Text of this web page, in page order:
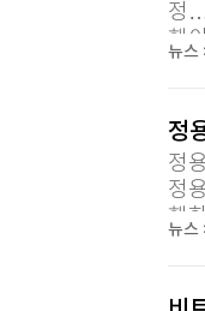
정
행
하
뉴스
정
정
정
행
회
뉴스